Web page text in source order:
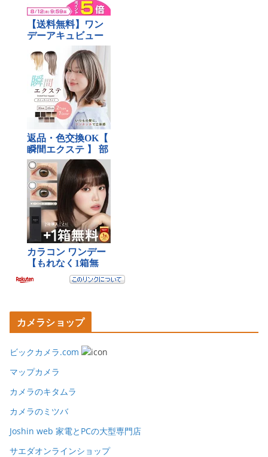
カメラショップ
ビックカメラ.com
マップカメラ
カメラのキタムラ
カメラのミツバ
Joshin web 家電とPCの大型専門店
サエダオンラインショップ